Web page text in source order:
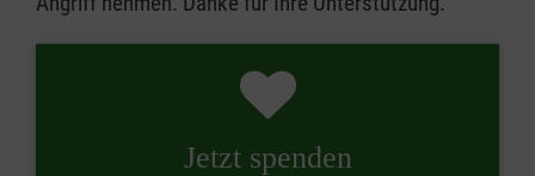
Jetzt spenden